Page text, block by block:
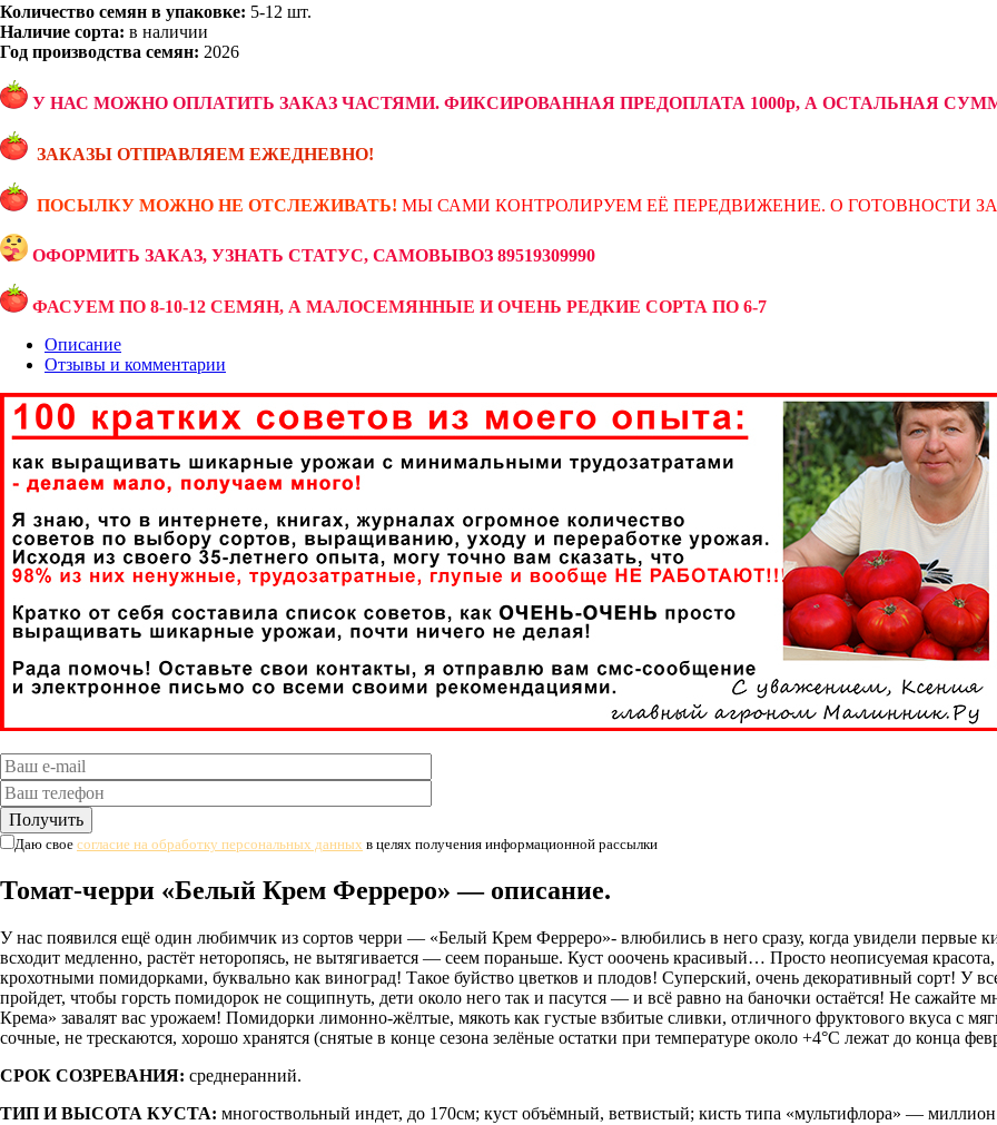
Количество семян в упаковке: 5-12 шт.
Наличие сорта: в наличии
Год производства семян: 2026
У НАС МОЖНО ОПЛАТИТЬ ЗАКАЗ ЧАСТЯМИ. ФИКСИРОВАННАЯ ПРЕДОПЛАТА 1000р, А ОСТАЛЬНАЯ
ЗАКАЗЫ ОТПРАВЛЯЕМ ЕЖЕДНЕВНО!
ПОСЫЛКУ МОЖНО НЕ ОТСЛЕЖИВАТЬ! МЫ САМИ КОНТРОЛИРУЕМ ЕЁ ПЕРЕДВИЖЕНИЕ. О ГОТОВНОСТИ
ОФОРМИТЬ ЗАКАЗ, УЗНАТЬ СТАТУС, САМОВЫВОЗ 89519309990
ФАСУЕМ ПО 8-10-12 СЕМЯН, А МАЛОСЕМЯННЫЕ И ОЧЕНЬ РЕДКИЕ СОРТА ПО 6-7
Описание
Отзывы и комментарии
Даю свое согласие на обработку персональных данных в целях получения информационной рассылки
Томат-черри «Белый Крем Ферреро» — описание.
У нас появился ещё один любимчик из сортов черри — «Белый Крем Ферреро»- влюбились в него сразу, когда увидели первые
всходит медленно, растёт неторопясь, не вытягивается — сеем пораньше. Куст ооочень красивый… Просто неописуемая
крохотными помидорками, буквально как виноград! Такое буйство цветков и плодов! Суперский, очень декоративный сорт! У
пройдет, чтобы горсть помидорок не сощипнуть, дети около него так и пасутся — и всё равно на баночки остаётся! Не сажайте
Крема» завалят вас урожаем! Помидорки лимонно-жёлтые, мякоть как густые взбитые сливки, отличного фруктового вкуса с
сочные, не трескаются, хорошо хранятся (снятые в конце сезона зелёные остатки при температуре около +4°С лежат до конца
СРОК СОЗРЕВАНИЯ: среднеранний.
ТИП И ВЫСОТА КУСТА: многоствольный индет, до 170см; куст объёмный, ветвистый; кисть типа «мультифлора» —